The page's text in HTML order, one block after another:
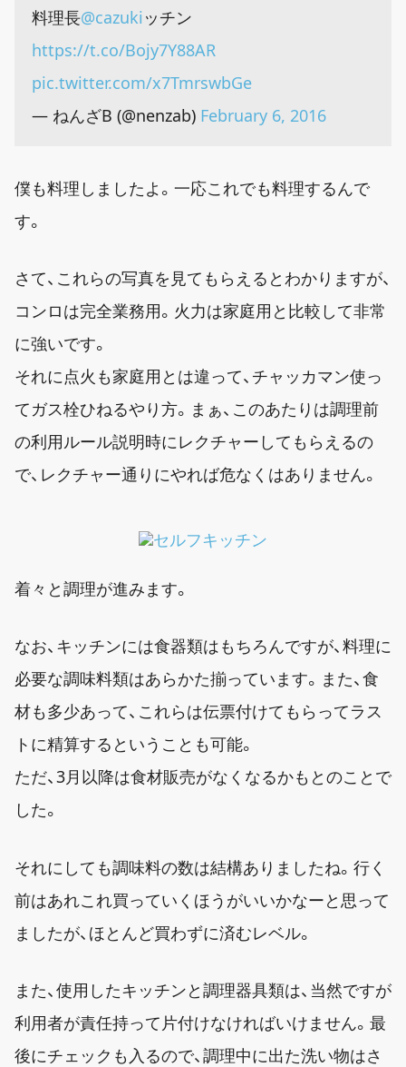
料理長@cazuki ッチン
https://t.co/Bojy7Y88AR
pic.twitter.com/x7TmrswbGe
— ねんざB (@nenzab) February 6, 2016
僕も料理しましたよ。一応これでも料理するんで
す。
さて、これらの写真を見てもらえるとわかりますが、
コンロは完全業務用。火力は家庭用と比較して非常
に強いです。
それに点火も家庭用とは違って、チャッカマン使っ
てガス栓ひねるやり方。まぁ、このあたりは調理前
の利用ルール説明時にレクチャーしてもらえるの
で、レクチャー通りにやれば危なくはありません。
着々と調理が進みます。
なお、キッチンには食器類はもちろんですが、料理に
必要な調味料類はあらかた揃っています。また、食
材も多少あって、これらは伝票付けてもらってラス
トに精算するということも可能。
ただ、3月以降は食材販売がなくなるかもとのことで
した。
それにしても調味料の数は結構ありましたね。行く
前はあれこれ買っていくほうがいいかなーと思って
ましたが、ほとんど買わずに済むレベル。
また、使用したキッチンと調理器具類は、当然ですが
利用者が責任持って片付けなければいけません。最
後にチェックも入るので、調理中に出た洗い物はさ